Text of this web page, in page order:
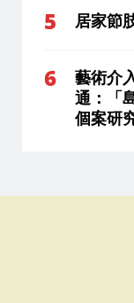
居家節
藝術介
通：「
個案研